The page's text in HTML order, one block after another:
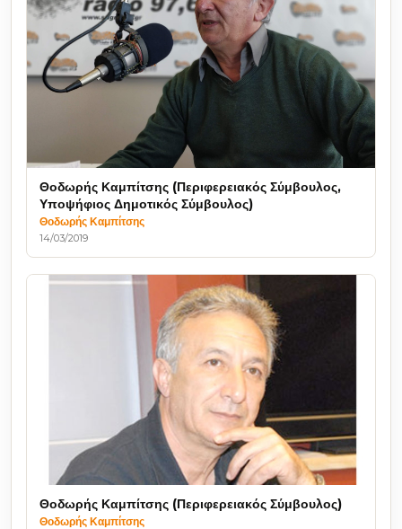
Θοδωρής Καμπίτσης (Περιφερειακός Σύμβουλος,
Υποψήφιος Δημοτικός Σύμβουλος)
Θοδωρής Καμπίτσης
14/03/2019
Θοδωρής Καμπίτσης (Περιφερειακός Σύμβουλος)
Θοδωρής Καμπίτσης